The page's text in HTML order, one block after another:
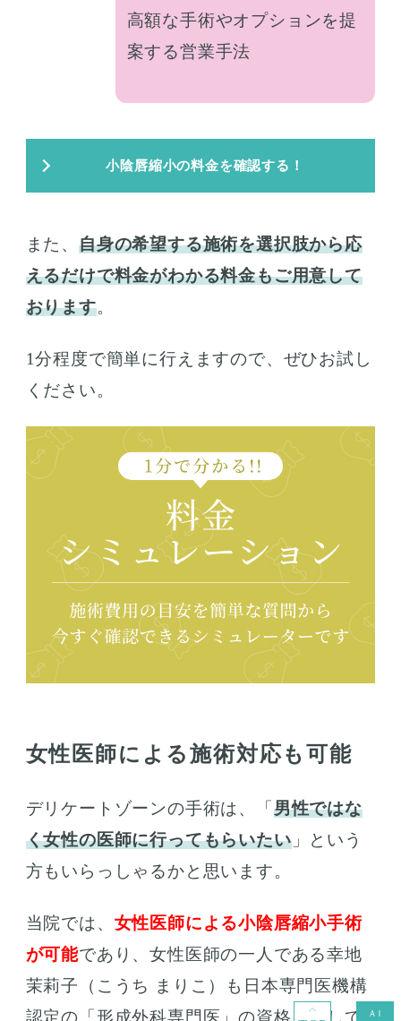
高額な手術やオプションを提
案する営業手法
小陰唇縮小の料金を確認する！
また、自身の希望する施術を選択肢から応
えるだけで料金がわかる料金もご用意して
おります。
1分程度で簡単に行えますので、ぜひお試し
ください。
女性医師による施術対応も可能
デリケートゾーンの手術は、「 男性ではな
く女性の医師に行ってもらいたい」という
方もいらっしゃるかと思います。
当院では、 女性医師による小陰唇縮小手術
が可能であり、女性医師の一人である幸地
茉莉子（こうち まりこ）も日本専門医機構
認定の「形成外科専門医」の資格を有して